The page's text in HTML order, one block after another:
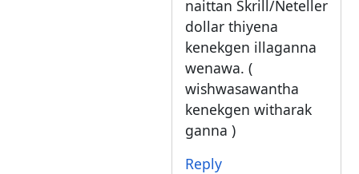
naittan Skrill/Neteller
dollar thiyena
kenekgen illaganna
wenawa. (
wishwasawantha
kenekgen witharak
ganna )
Reply